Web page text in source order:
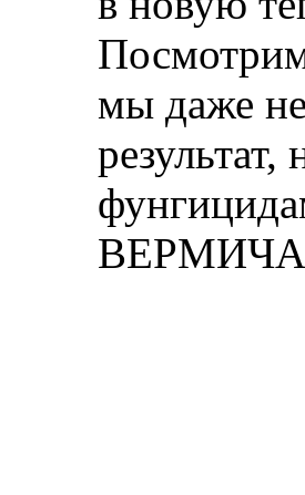
Посмотрим
мы даже
ВЕРМИЧАЙ